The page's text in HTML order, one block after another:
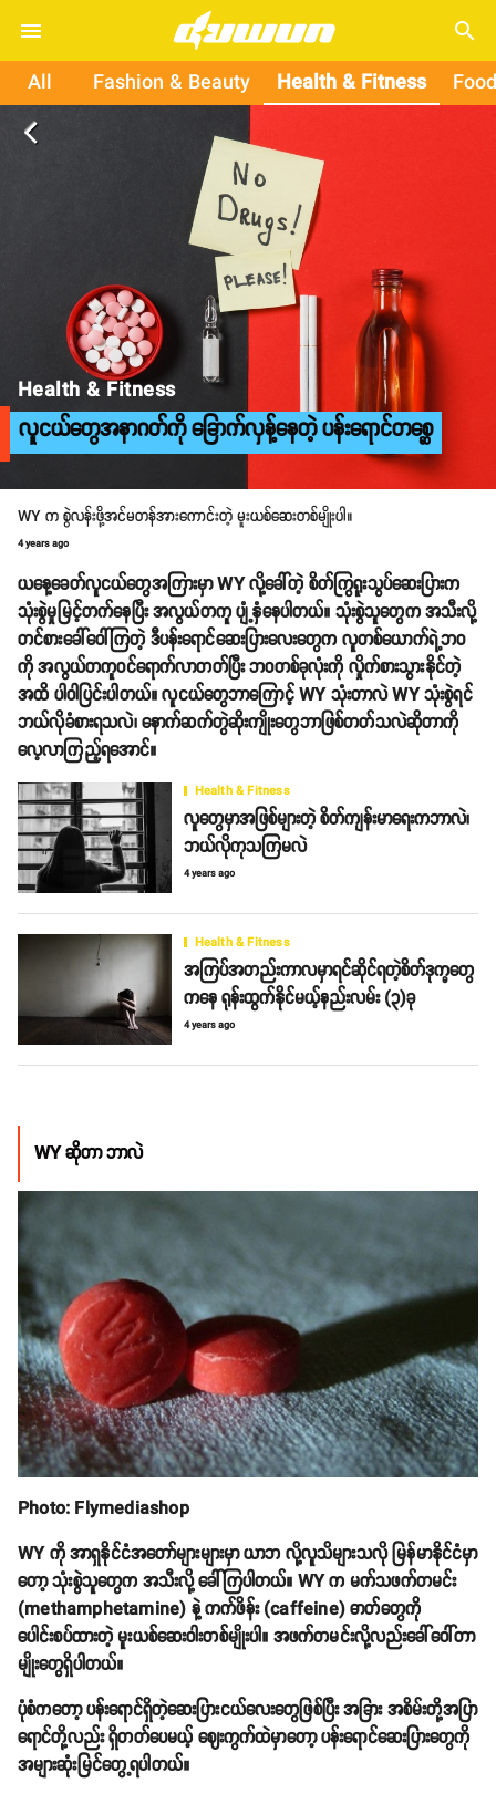
search
All Fashion & Beauty Health & Fitness
arrow_back_ios
Health & Fitness
လူငယ်တွေအနာဂတ်ကို ခြောက်လှန့်နေတဲ့ ပန်းရောင်တစ္ဆေ
WY က စွဲလန်းဖို့အင်မတန်အားကောင်းတဲ့ မူးယစ်ဆေးတစ်မျိုးပါ။
4 years ago
ယနေ့ခေတ်လူငယ်တွေအကြားမှာ WY လို့ခေါ်တဲ့ စိတ်ကြွရူးသွပ်ဆေးပြားက
သုံးစွဲမှုမြင့်တက်နေပြီး အလွယ်တကူ ပျံ့နှံနေပါတယ်။ သုံးစွဲသူတွေက အသီးလို့
တင်စားခေါ်ဝေါ်ကြတဲ့ ဒီပန်းရောင်ဆေးပြားလေးတွေက လူတစ်ယောက်ရဲ့ဘဝ
ကို အလွယ်တကူဝင်ရောက်လာတတ်ပြီး ဘဝတစ်ခုလုံးကို လှိုက်စားသွားနိုင်တဲ့
အထိ ပါဝါပြင်းပါတယ်။ လူငယ်တွေဘာကြောင့် WY သုံးတာလဲ WY သုံးစွဲရင်
ဘယ်လိုခံစားရသလဲ၊ နောက်ဆက်တွဲဆိုးကျိုးတွေဘာဖြစ်တတ်သလဲဆိုတာကို
လေ့လာကြည့်ရအောင်။
Health & Fitness
လူတွေမှာအဖြစ်များတဲ့ စိတ်ကျန်းမာရေးကဘာလဲ၊
ဘယ်လိုကုသကြမလဲ
4 years ago
Health & Fitness
အကြပ်အတည်းကာလမှာရင်ဆိုင်ရတဲ့စိတ်ဒုက္ခတွေ
ကနေ ရုန်းထွက်နိုင်မယ့်နည်းလမ်း (၃)ခု
4 years ago
WY ဆိုတာ ဘာလဲ
Photo: Flymediashop
WY ကို အာရှနိုင်ငံအတော်များများမှာ ယာဘ လို့လူသိများသလို မြန်မာနိုင်ငံမှာ
တော့ သုံးစွဲသူတွေက အသီးလို့ ခေါ်ကြပါတယ်။ WY က မက်သဖက်တမင်း
(methamphetamine) နဲ့ ကက်ဖိန်း (caffeine) ဓာတ်တွေကို
ပေါင်းစပ်ထားတဲ့ မူးယစ်ဆေးဝါးတစ်မျိုးပါ။ အဖက်တမင်းလို့လည်းခေါ်ဝေါ်တာ
မျိုးတွေရှိပါတယ်။
ပုံစံကတော့ ပန်းရောင်ရှိတဲ့ဆေးပြားငယ်လေးတွေဖြစ်ပြီး အခြား အစိမ်းတို့အပြာ
ရောင်တို့လည်း ရှိတတ်ပေမယ့် ဈေးကွက်ထဲမှာတော့ ပန်းရောင်ဆေးပြားတွေကို
အများဆုံးမြင်တွေ့ရပါတယ်။